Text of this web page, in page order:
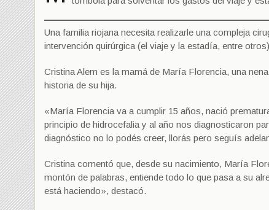
Una familia riojana necesita realizarle una compleja
intervención quirúrgica (el viaje y la estadía, entre
Cristina Alem es la mamá de María Florencia, una
historia de su hija.
«María Florencia va a cumplir 15 años, nació
principio de hidrocefalia y al año nos diagnosticaron
diagnóstico no lo podés creer, llorás pero seguís
Cristina comentó que, desde su nacimiento, María
montón de palabras, entiende todo lo que pasa a su
está haciendo», destacó.